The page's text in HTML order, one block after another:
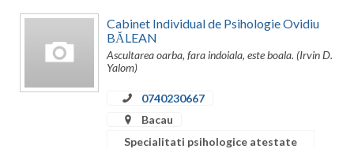
Calarasi
Caras-Severin
Cabinet Individual de Psihologie Ovidiu
BĂLEAN
Ascultarea oarba, fara indoiala, este boala. (Irvin D.
Yalom)
0740230667
Bacau
Specialitati psihologice atestate